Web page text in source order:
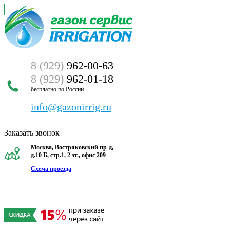
8 (929) 962-00-63
8 (929) 962-01-18
бесплатно по России
info@gazonirrig.ru
Заказать звонок
Москва, Востряковский пр-д,
д.10 Б, стр.1, 2 эт., офис 209
Схема проезда